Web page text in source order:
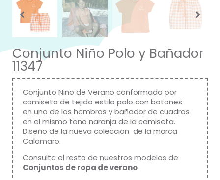
Conjunto Niño Polo y Bañador
11347
Conjunto Niño de Verano conformado por
camiseta de tejido estilo polo con botones
en uno de los hombros y bañador de cuadros
en el mismo tono naranja de la camiseta.
Diseño de la nueva colección de la marca
Calamaro.
Consulta el resto de nuestros modelos de
Conjuntos de ropa de verano.